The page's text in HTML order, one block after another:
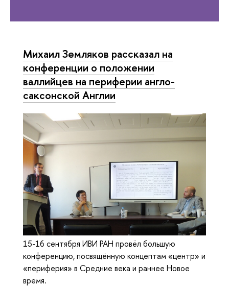
Михаил Земляков рассказал на
конференции о положении
валлийцев на периферии англо-
саксонской Англии
15-16 сентября ИВИ РАН провёл большую
конференцию, посвящённую концептам «центр» и
«периферия» в Средние века и раннее Новое
время.